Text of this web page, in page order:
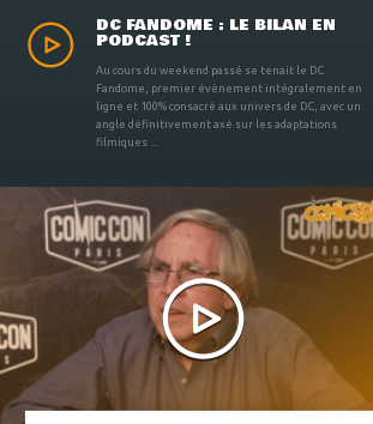
DC FANDOME : LE BILAN EN
PODCAST !
Au cours du weekend passé se tenait le DC
Fandome, premier évènement intégralement en
ligne et 100% consacré aux univers de DC, avec un
angle définitivement axé sur les adaptations
filmiques ...